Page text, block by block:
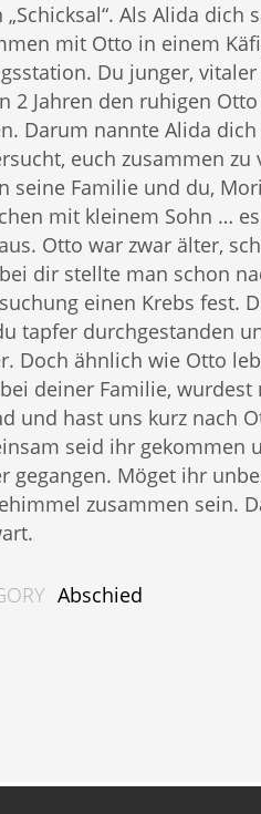
„Schicksal“. Als Alida dich
mit Otto in einem
Du junger,
2 Jahren den ruhigen
Darum nannte Alida
euch zusammen
seine Familie und du,
mit kleinem Sohn …
Otto war zwar älter,
dir stellte man schon
einen Krebs fest.
tapfer durchgestanden
Doch ähnlich wie Otto
deiner Familie, wurdest
und hast uns kurz nach
seid ihr gekommen
gegangen. Möget ihr
zusammen sein.
Abschied